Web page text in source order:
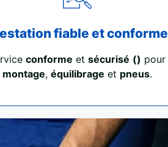
fiable et conforme
conforme et sécurisé () pour
montage, équilibrage et pneus.